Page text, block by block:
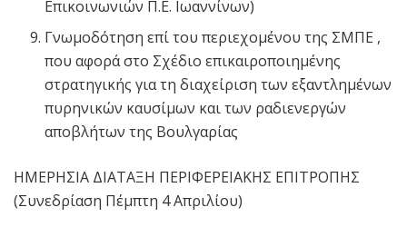
Επικοινωνιών Π.Ε. Ιωαννίνων)
Γνωμοδότηση επί του περιεχομένου της ΣΜΠΕ ,
που αφορά στο Σχέδιο επικαιροποιημένης
στρατηγικής για τη διαχείριση των εξαντλημένων
πυρηνικών καυσίμων και των ραδιενεργών
αποβλήτων της Βουλγαρίας
ΗΜΕΡΗΣΙΑ ΔΙΑΤΑΞΗ ΠΕΡΙΦΕΡΕΙΑΚΗΣ ΕΠΙΤΡΟΠΗΣ
(Συνεδρίαση Πέμπτη 4 Απριλίου)